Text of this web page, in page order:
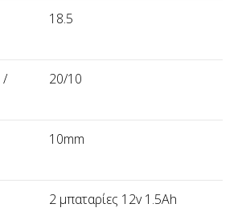
18.5
/
20/10
10mm
2 μπαταρίες 12v 1.5Ah